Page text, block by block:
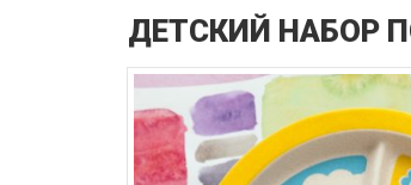
ДЕТСКИЙ НАБОР